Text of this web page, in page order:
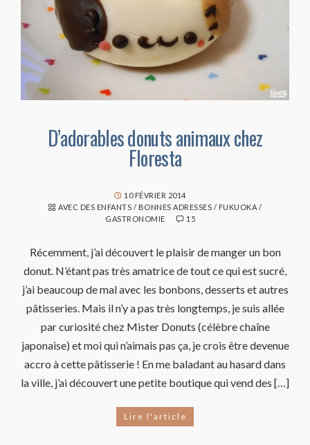
D’adorables donuts animaux chez
Floresta
10 FÉVRIER 2014
AVEC DES ENFANTS / BONNES ADRESSES / FUKUOKA /
GASTRONOMIE
15
Récemment, j’ai découvert le plaisir de manger un bon
donut. N’étant pas très amatrice de tout ce qui est sucré,
j’ai beaucoup de mal avec les bonbons, desserts et autres
pâtisseries. Mais il n’y a pas très longtemps, je suis allée
par curiosité chez Mister Donuts (célèbre chaîne
japonaise) et moi qui n’aimais pas ça, je crois être devenue
accro à cette pâtisserie ! En me baladant au hasard dans
la ville, j’ai découvert une petite boutique qui vend des […]
Lire l'article